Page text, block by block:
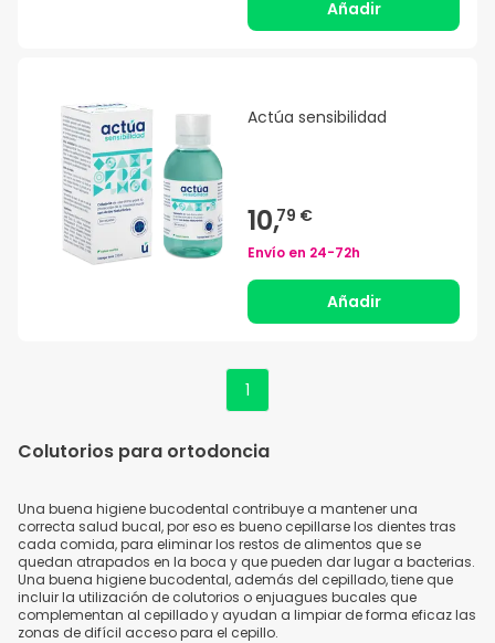
Añadir
Actúa sensibilidad
10,79 €
Envío en 24-72h
Añadir
1
Colutorios para ortodoncia
Una buena higiene bucodental contribuye a mantener una
correcta salud bucal, por eso es bueno cepillarse los dientes tras
cada comida, para eliminar los restos de alimentos que se
quedan atrapados en la boca y que pueden dar lugar a bacterias.
Una buena higiene bucodental, además del cepillado, tiene que
incluir la utilización de colutorios o enjuagues bucales que
complementan al cepillado y ayudan a limpiar de forma eficaz las
zonas de difícil acceso para el cepillo.